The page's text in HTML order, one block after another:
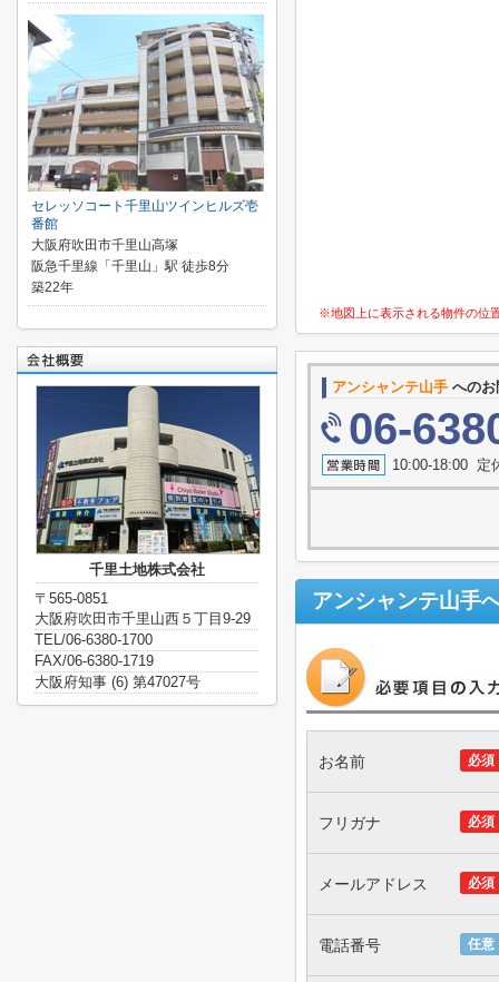
※地図上に表示される物件の位
アンシャンテ山手 への
06-
10:00-18:00 定
アンシャンテ山手
必須
お名前
必須
フリガナ
必須
メールアドレス
任意
電話番号
セレッソコート千里山ツインヒルズ壱
番館
大阪府吹田市千里山高塚
阪急千里線「千里山」駅 徒歩8分
築22年
千里土地株式会社
〒565-0851
大阪府吹田市千里山西５丁目9-29
TEL/06-6380-1700
FAX/06-6380-1719
大阪府知事 (6) 第47027号